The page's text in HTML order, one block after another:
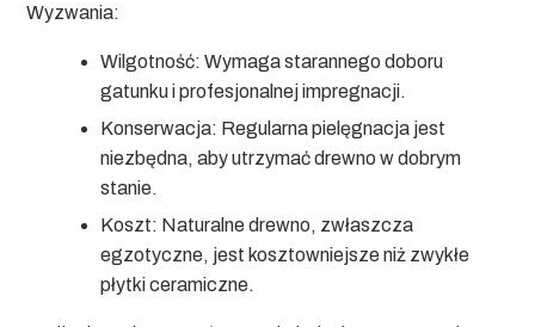
Wyzwania:
Wilgotność: Wymaga starannego doboru
gatunku i profesjonalnej impregnacji.
Konserwacja: Regularna pielęgnacja jest
niezbędna, aby utrzymać drewno w dobrym
stanie.
Koszt: Naturalne drewno, zwłaszcza
egzotyczne, jest kosztowniejsze niż zwykłe
płytki ceramiczne.